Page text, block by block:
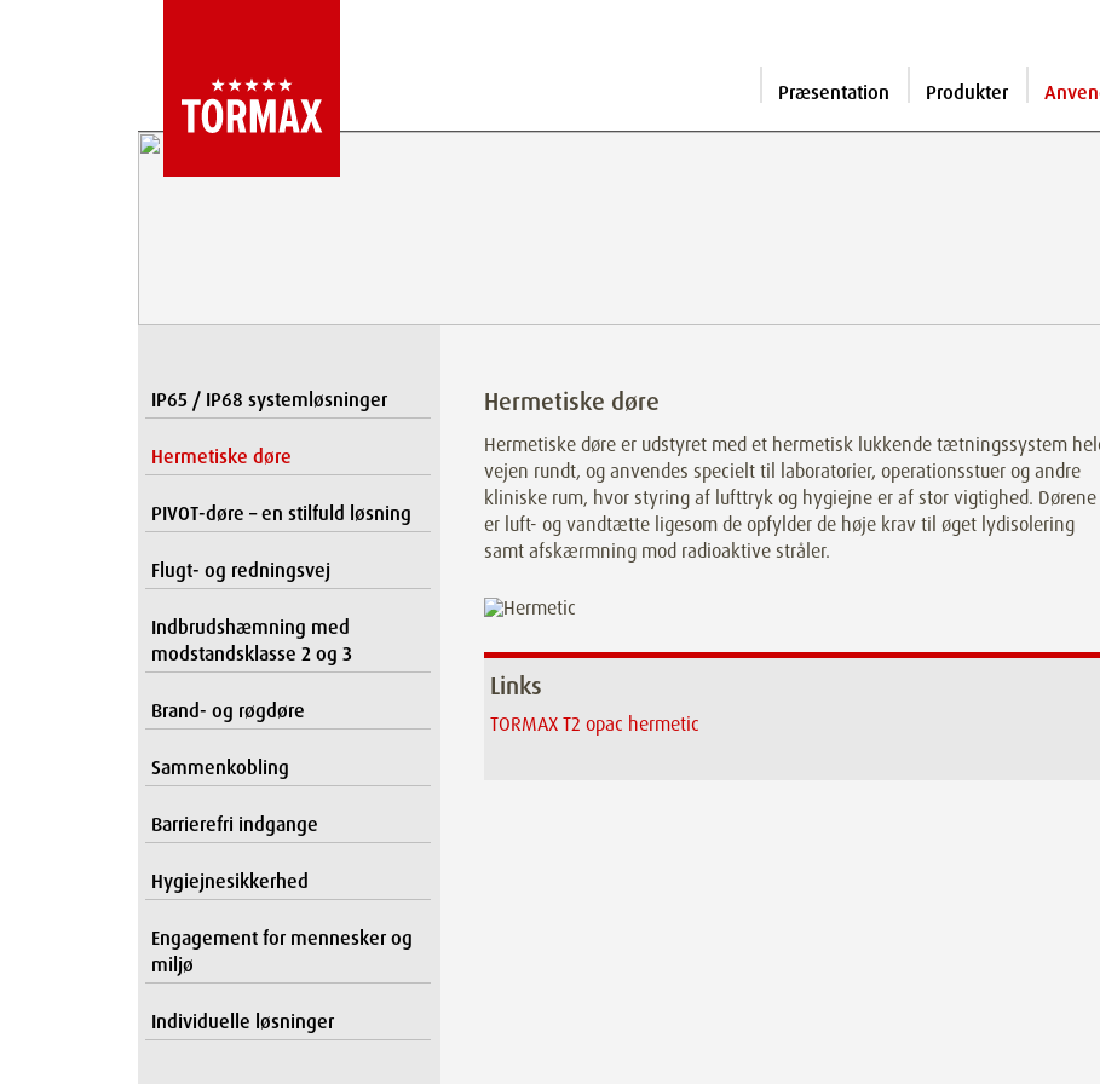
Præsentation Produkter
IP65 / IP68 systemløsninger
Hermetiske døre
PIVOT-døre – en stilfuld løsning
Flugt- og redningsvej
Indbrudshæmning med
modstandsklasse 2 og 3
Brand- og røgdøre
Sammenkobling
Barrierefri indgange
Hygiejnesikkerhed
Engagement for mennesker og
miljø
Individuelle løsninger
Hermetiske døre
Hermetiske døre er udstyret med et hermetisk lukkende tætningssystem
vejen rundt, og anvendes specielt til laboratorier, operationsstuer og andre
kliniske rum, hvor styring af lufttryk og hygiejne er af stor vigtighed. Dørene
er luft- og vandtætte ligesom de opfylder de høje krav til øget lydisolering
samt afskærmning mod radioaktive stråler.
Links
TORMAX T2 opac hermetic